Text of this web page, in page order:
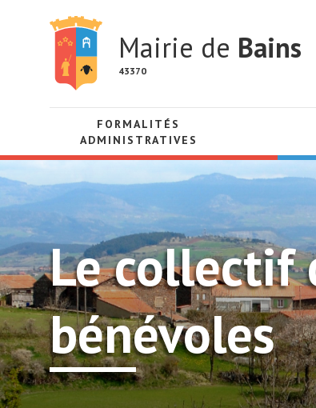
Mairie de Bains
43370
FORMALITÉS
ADMINISTRATIVES
Le collectif
bénévoles